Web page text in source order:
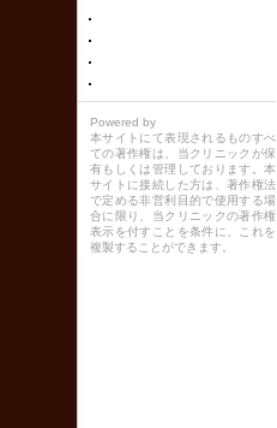
Powered by
本サイトにて表現されるものすべ
ての著作権は、当クリニックが保
有もしくは管理しております。本
サイトに接続した方は、著作権法
で定める非営利目的で使用する場
合に限り、当クリニックの著作権
表示を付すことを条件に、これを
複製することができます。